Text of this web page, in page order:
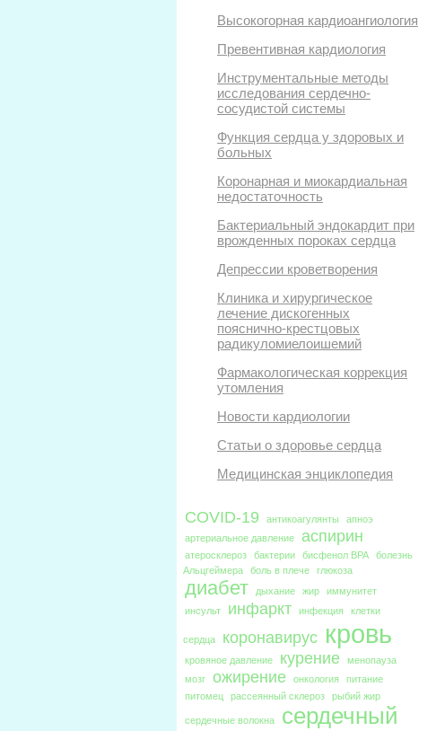
Высокогорная кардиоангиология
Превентивная кардиология
Инструментальные методы
исследования сердечно-
сосудистой системы
Функция сердца у здоровых и
больных
Коронарная и миокардиальная
недостаточность
Бактериальный эндокардит при
врожденных пороках сердца
Депрессии кроветворения
Клиника и хирургическое
лечение дискогенных
пояснично-крестцовых
радикуломиелоишемий
Фармакологическая коррекция
утомления
Новости кардиологии
Статьи о здоровье сердца
Медицинская энциклопедия
COVID-19 антикоагулянты
апноэ
артериальное давление
аспирин
атеросклероз бактерии бисфенол BPA
болезнь
Альцгеймера
боль в плече глюкоза
диабет дыхание жир
иммунитет
инсульт
инфаркт инфекция клетки
сердца коронавирус кровь
кровяное давление курение
менопауза
мозг
ожирение онкология
питание
питомец
рассеянный склероз рыбий жир
сердечные волокна
сердечный